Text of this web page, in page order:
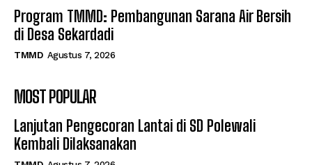
Program TMMD: Pembangunan Sarana Air Bersih
di Desa Sekardadi
TMMD Agustus 7, 2026
MOST POPULAR
Lanjutan Pengecoran Lantai di SD Polewali
Kembali Dilaksanakan